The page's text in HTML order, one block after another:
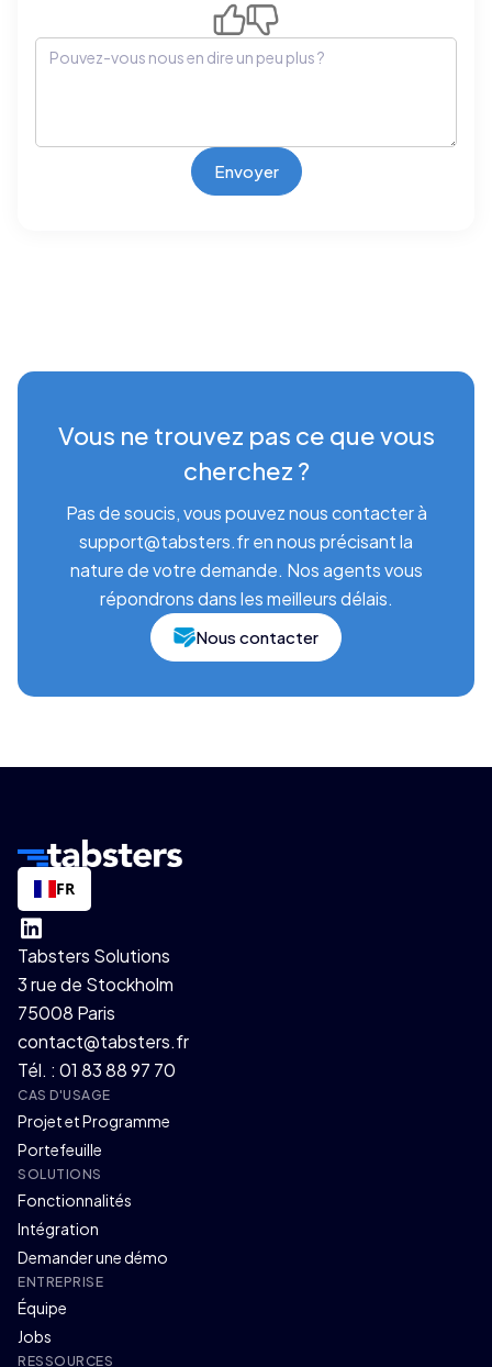
Vous ne trouvez pas ce que vous
cherchez ?
Pas de soucis, vous pouvez nous contacter à
support@tabsters.fr en nous précisant la
nature de votre demande. Nos agents vous
répondrons dans les meilleurs délais.
Nous contacter
FR
Tabsters Solutions
3 rue de Stockholm
75008 Paris
contact@tabsters.fr
Tél. : 01 83 88 97 70
CAS D'USAGE
Projet et Programme
Portefeuille
SOLUTIONS
Fonctionnalités
Intégration
Demander une démo
ENTREPRISE
Équipe
Jobs
RESSOURCES